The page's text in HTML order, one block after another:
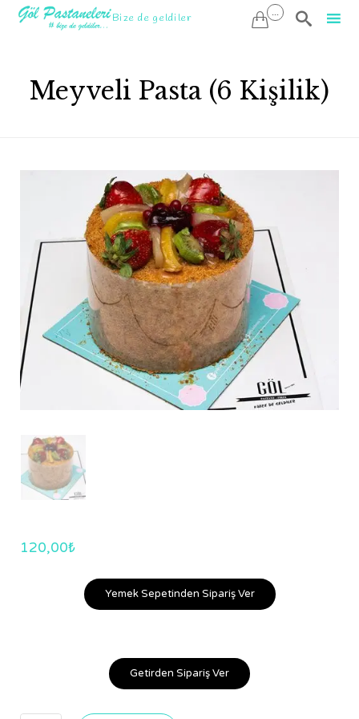
Bize de geldiler  ... 
Meyveli Pasta (6 Kişilik)
120,00₺
Yemek Sepetinden Sipariş Ver
Getirden Sipariş Ver